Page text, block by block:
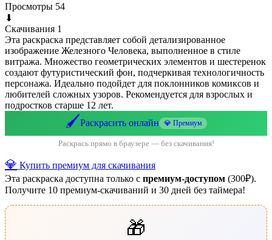
Просмотры 54
⬇
Скачивания 1
Эта раскраска представляет собой детализированное
изображение Железного Человека, выполненное в стиле
витража. Множество геометрических элементов и шестеренок
создают футуристический фон, подчеркивая технологичность
персонажа. Идеально подойдет для поклонников комиксов и
любителей сложных узоров. Рекомендуется для взрослых и
подростков старше 12 лет.
🖌️Раскрасить онлайн 💎 Премиум
Раскрась прямо в браузере — без скачивания!
💎 Купить премиум для скачивания
Эта раскраска доступна только с премиум-доступом (300₽).
Получите 10 премиум-скачиваний и 30 дней без таймера!
🎁